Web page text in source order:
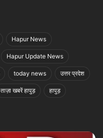
Hapur News
Hapur Update News
today news उत्तर प्रदेश
ताज़ा खबरें हापुड़ हापुड़